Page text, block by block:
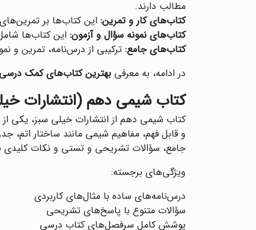
مطالب دارند.
کتاب‌های کار و تمرین: این کتاب‌ها بر
کتاب‌های نمونه سؤال و آزمون: این کتاب‌ها
کتاب‌های جامع: ترکیبی از درس‌نامه، تمرین و
در ادامه، به معرفی بهترین کتاب‌های کمک
کتاب شیمی دهم (انتشارات
کتاب شیمی دهم از انتشارات خیلی سبز، یکی
و قابل فهم، مفاهیم شیمی مانند ساختار
جامع، سؤالات تشریحی و تستی و نکات کلیدی
ویژگی‌های برجسته:
درس‌نامه‌های ساده با مثال‌های کاربردی
سؤالات متنوع با پاسخ‌های تشریحی
پوشش کامل سرفصل‌های کتاب درسی